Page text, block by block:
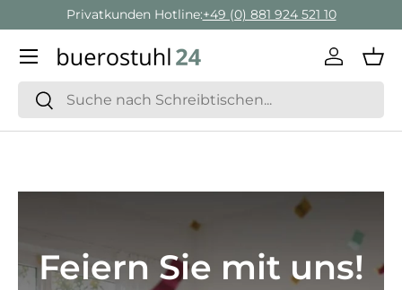
Direkt zum Inhalt
Geschäftskunden Beratung:+ 49 (0) 881 924 521 22
Suchen
Suchen
Menü
Feiern Sie mit uns!